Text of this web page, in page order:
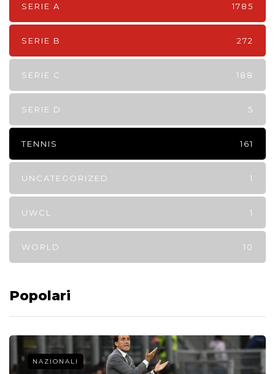
SERIE A 1785
SERIE B 272
SERIE C 188
SERIE D 5
TENNIS 161
UNCATEGORIZED 1
UWCL 1
WORLD 10
Popolari
NAZIONALI